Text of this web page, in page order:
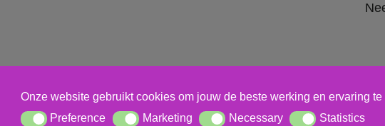
Algemene
Onze website gebruikt cookies om jouw de beste werking en ervaring te
PreferencePreference MarketingMarketing NecessaryNecessary StatisticsStatistics